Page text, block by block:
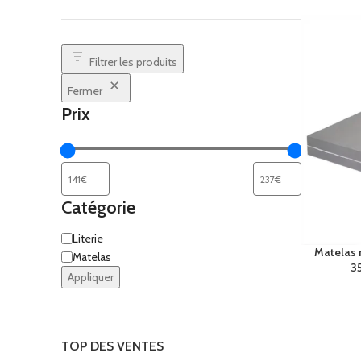
Filtrer les produits
Fermer
Prix
Catégorie
Literie
Matelas
Appliquer
TOP DES VENTES
Matelas